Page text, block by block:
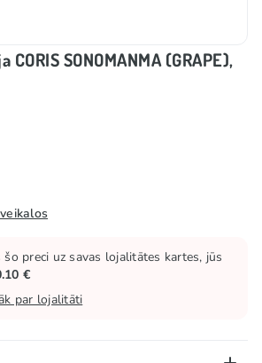
SONOMANMA (GRAPE),
šo preci uz savas lojalitātes kartes, jūs
€
par lojalitāti